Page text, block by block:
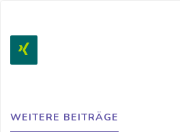
WEITERE BEITRÄGE